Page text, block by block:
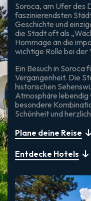
Soroca, am Ufer des
faszinierendsten
Geschichte und
die Stadt oft als
Hommage an die
wichtige Rolle bei der
Ein Besuch in Soroca
Vergangenheit. Die
historischen
Atmosphäre
besondere
Schönheit und
Plane deine Reise
Entdecke Hotels